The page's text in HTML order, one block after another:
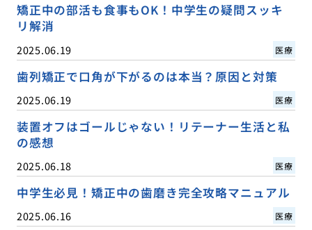
矯正中の部活も食事もOK！中学生の疑問スッキ
リ解消
2025.06.19 医療
歯列矯正で口角が下がるのは本当？原因と対策
2025.06.19 医療
装置オフはゴールじゃない！リテーナー生活と私
の感想
2025.06.18 医療
中学生必見！矯正中の歯磨き完全攻略マニュアル
2025.06.16 医療